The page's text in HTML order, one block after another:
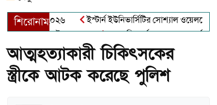
শিরোনাম
ইস্টার্ন ইউনিভার্সিটির সোশ্যাল ওয়েলফেয়ার
খালেক এর ইন্তেকাল
আত্মশুদ্ধি অর্জন ও অশুভকে বর্জন করে
আত্মহত্যাকারী চিকিৎসকের
স্ত্রীকে আটক করেছে পুলিশ